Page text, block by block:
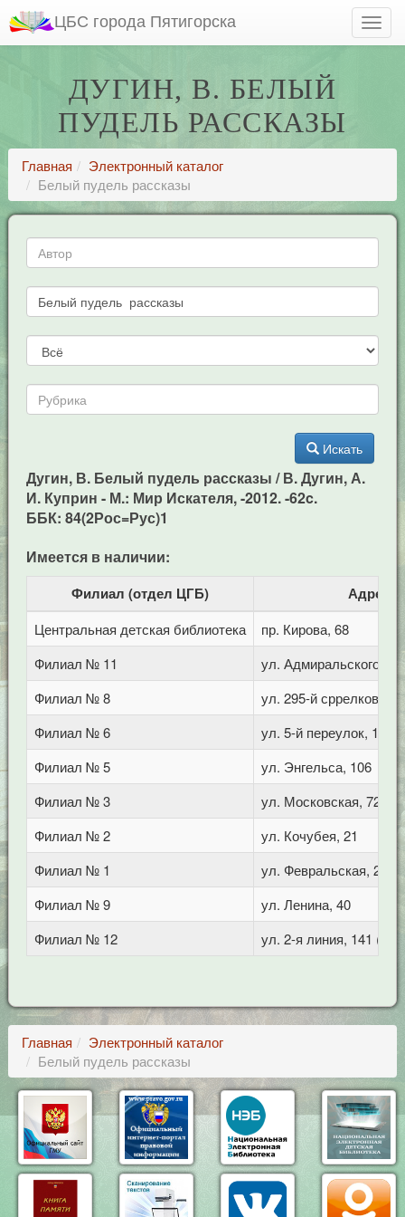
ЦБС города Пятигорска
ДУГИН, В. БЕЛЫЙ
ПУДЕЛЬ РАССКАЗЫ
Главная
Электронный каталог
Белый пудель рассказы
Искать
Дугин, В. Белый пудель рассказы / В. Дугин, А.
И. Куприн - М.: Мир Искателя, -2012. -62c.
ББК: 84(2Рос=Рус)1
Имеется в наличии:
Филиал (отдел ЦГБ) Адрес
Центральная детская библиотека
пр. Кирова, 68
Филиал № 11
ул. Адмиральского, 8
Филиал № 8
ул. 295-й сррелковой
Филиал № 6
ул. 5-й переулок, 1
Филиал № 5
ул. Энгельса, 106
Филиал № 3
ул. Московская, 72/1
Филиал № 2
ул. Кочубея, 21
Филиал № 1
ул. Февральская, 283
Филиал № 9
ул. Ленина, 40
Филиал № 12
ул. 2-я линия, 141
Главная
Электронный каталог
Белый пудель рассказы